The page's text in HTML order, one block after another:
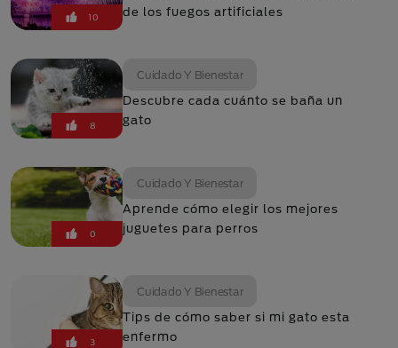
10
de los fuegos artificiales
8
Cuidado Y Bienestar
Descubre cada cuánto se baña un
gato
0
Cuidado Y Bienestar
Aprende cómo elegir los mejores
juguetes para perros
3
Cuidado Y Bienestar
Tips de cómo saber si mi gato esta
enfermo